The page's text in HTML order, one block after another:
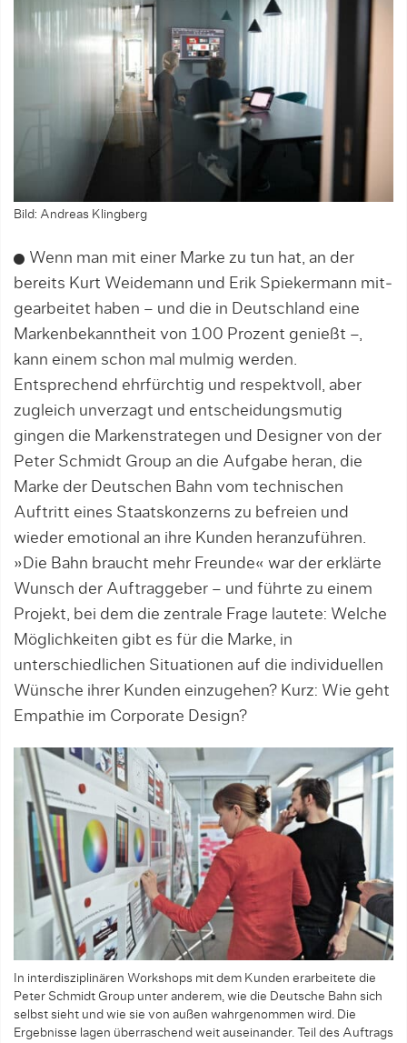
Bild: Andreas Klingberg
Wenn man mit einer Marke zu tun hat, an der
bereits Kurt Weidemann und Erik Spiekermann mit­
ge­arbeitet haben – und die in Deutschland eine
Mar­kenbekanntheit von 100 Prozent genießt –,
kann ei­nem schon mal mulmig werden.
Entsprechend ehr­fürchtig und respektvoll, aber
zugleich unverzagt und entscheidungsmutig
gingen die Markenstrategen und Designer von der
Peter Schmidt Group an die Aufgabe heran, die
Marke der Deutschen Bahn vom technischen
Auftritt eines Staatskonzerns zu befreien und
wieder emotional an ihre Kunden heranzuführen.
»Die Bahn braucht mehr Freunde« war der erklärte
Wunsch der Auftraggeber – und führte zu einem
Projekt, bei dem die zentrale Frage lau­tete: Welche
Möglichkeiten gibt es für die Marke, in
unterschiedlichen Situationen auf die individuellen
Wünsche ihrer Kunden einzugehen? Kurz: Wie geht
Empathie im Corporate Design?
In interdisziplinären Workshops mit dem Kunden erarbeitete die
Peter Schmidt Group unter anderem, wie die Deutsche Bahn sich
selbst sieht und wie sie von außen wahrgenommen wird. Die
Ergebnisse lagen überraschend weit auseinander. Teil des Auftrags